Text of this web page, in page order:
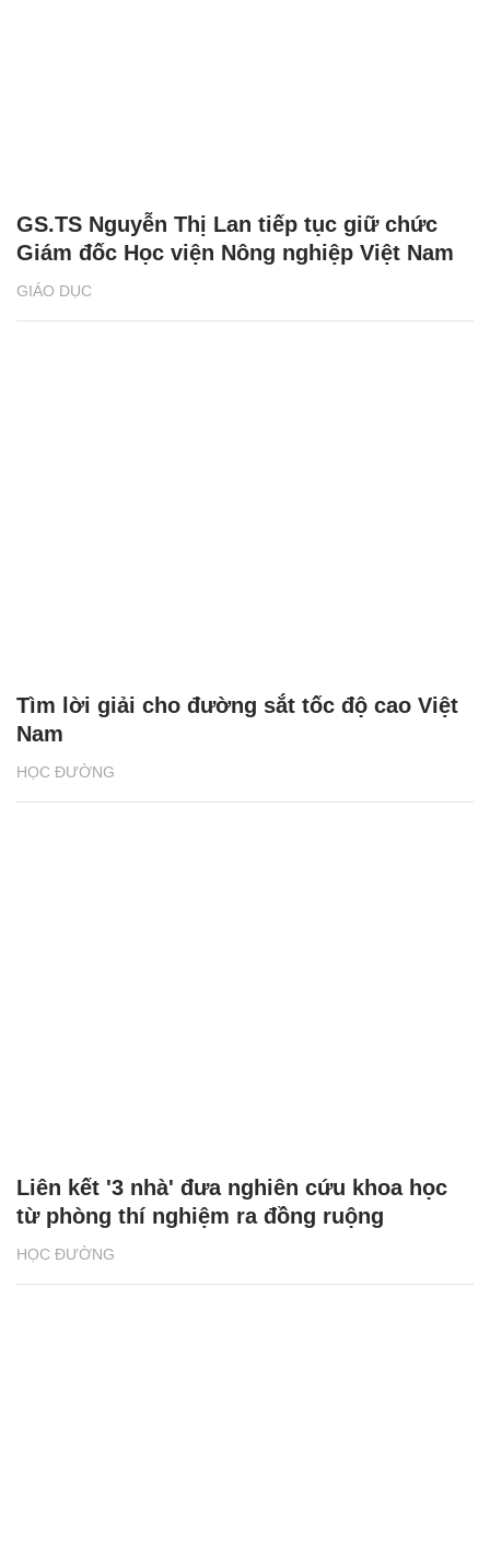
GIÁO DỤC
GS.TS Nguyễn Thị Lan tiếp tục giữ chức
Giám đốc Học viện Nông nghiệp Việt Nam
HỌC ĐƯỜNG
Tìm lời giải cho đường sắt tốc độ cao Việt
Nam
HỌC ĐƯỜNG
Liên kết '3 nhà' đưa nghiên cứu khoa học
từ phòng thí nghiệm ra đồng ruộng